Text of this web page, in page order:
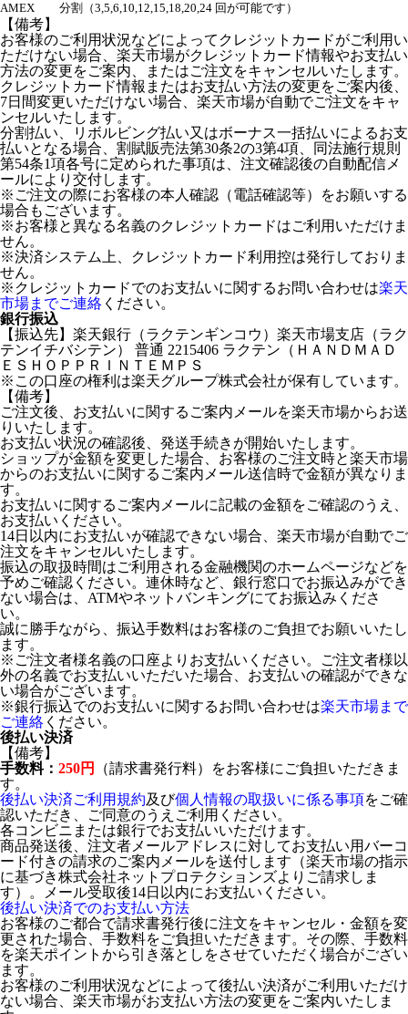
AMEX
分割（3,5,6,10,12,15,18,20,24 回が可能です）
【備考】
お客様のご利用状況などによってクレジットカードがご利用い
ただけない場合、楽天市場がクレジットカード情報やお支払い
方法の変更をご案内、またはご注文をキャンセルいたします。
クレジットカード情報またはお支払い方法の変更をご案内後、
7日間変更いただけない場合、楽天市場が自動でご注文をキャ
ンセルいたします。
分割払い、リボルビング払い又はボーナス一括払いによるお支
払いとなる場合、割賦販売法第30条2の3第4項、同法施行規則
第54条1項各号に定められた事項は、注文確認後の自動配信メ
ールにより交付します。
※ご注文の際にお客様の本人確認（電話確認等）をお願いする
場合もございます。
※お客様と異なる名義のクレジットカードはご利用いただけま
せん。
※決済システム上、クレジットカード利用控は発行しておりま
せん。
※クレジットカードでのお支払いに関するお問い合わせは楽天
市場までご連絡 ください。
銀行振込
【振込先】楽天銀行（ラクテンギンコウ）楽天市場支店（ラク
テンイチバシテン） 普通 2215406 ラクテン（ＨＡＮＤＭＡＤ
ＥＳＨＯＰＰＲＩＮＴＥＭＰＳ
※この口座の権利は楽天グループ株式会社が保有しています。
【備考】
ご注文後、お支払いに関するご案内メールを楽天市場からお送
りいたします。
お支払い状況の確認後、発送手続きが開始いたします。
ショップが金額を変更した場合、お客様のご注文時と楽天市場
からのお支払いに関するご案内メール送信時で金額が異なりま
す。
お支払いに関するご案内メールに記載の金額をご確認のうえ、
お支払いください。
14日以内にお支払いが確認できない場合、楽天市場が自動でご
注文をキャンセルいたします。
振込の取扱時間はご利用される金融機関のホームページなどを
予めご確認ください。連休時など、銀行窓口でお振込みができ
ない場合は、ATMやネットバンキングにてお振込みくださ
い。
誠に勝手ながら、振込手数料はお客様のご負担でお願いいたし
ます。
※ご注文者様名義の口座よりお支払いください。ご注文者様以
外の名義でお支払いいただいた場合、お支払いの確認ができな
い場合がございます。
※銀行振込でのお支払いに関するお問い合わせは楽天市場まで
ご連絡 ください。
後払い決済
【備考】
手数料： 250円
（請求書発行料）をお客様にご負担いただきま
す。
後払い決済ご利用規約及び個人情報の取扱いに係る事項をご確
認いただき、ご同意のうえご利用ください。
各コンビニまたは銀行でお支払いいただけます。
商品発送後、注文者メールアドレスに対してお支払い用バーコ
ード付きの請求のご案内メールを送付します（楽天市場の指示
に基づき株式会社ネットプロテクションズよりご請求しま
す）。メール受取後14日以内にお支払いください。
後払い決済でのお支払い方法
お客様のご都合で請求書発行後に注文をキャンセル・金額を変
更された場合、手数料をご負担いただきます。その際、手数料
を楽天ポイントから引き落としをさせていただく場合がござい
ます。
お客様のご利用状況などによって後払い決済がご利用いただけ
ない場合、楽天市場がお支払い方法の変更をご案内いたしま